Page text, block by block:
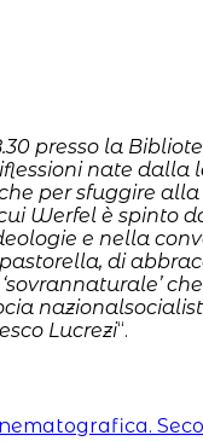
presso la
nate dalla
per sfuggire
Werfel è spinto
e nella
di
Lucrezi“.